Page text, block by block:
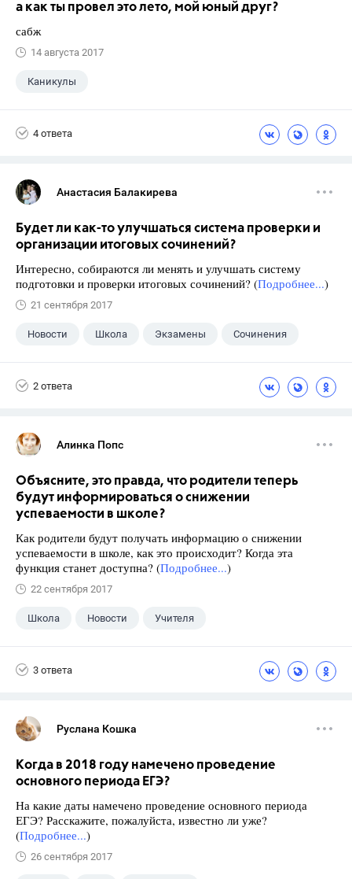
а как ты провел это лето, мой юный друг?
сабж
14 августа 2017
Каникулы
4 ответа
Анастасия Балакирева
Будет ли как-то улучшаться система проверки и
организации итоговых сочинений?
Интересно, собираются ли менять и улучшать систему
подготовки и проверки итоговых сочинений? (Подробнее...)
21 сентября 2017
Новости Школа Экзамены Сочинения
2 ответа
Алинка Попс
Объясните, это правда, что родители теперь
будут информироваться о снижении
успеваемости в школе?
Как родители будут получать информацию о снижении
успеваемости в школе, как это происходит? Когда эта
функция станет доступна? (Подробнее...)
22 сентября 2017
Школа Новости Учителя
3 ответа
Руслана Кошка
Когда в 2018 году намечено проведение
основного периода ЕГЭ?
На какие даты намечено проведение основного периода
ЕГЭ? Расскажите, пожалуйста, известно ли уже?
(Подробнее...)
26 сентября 2017